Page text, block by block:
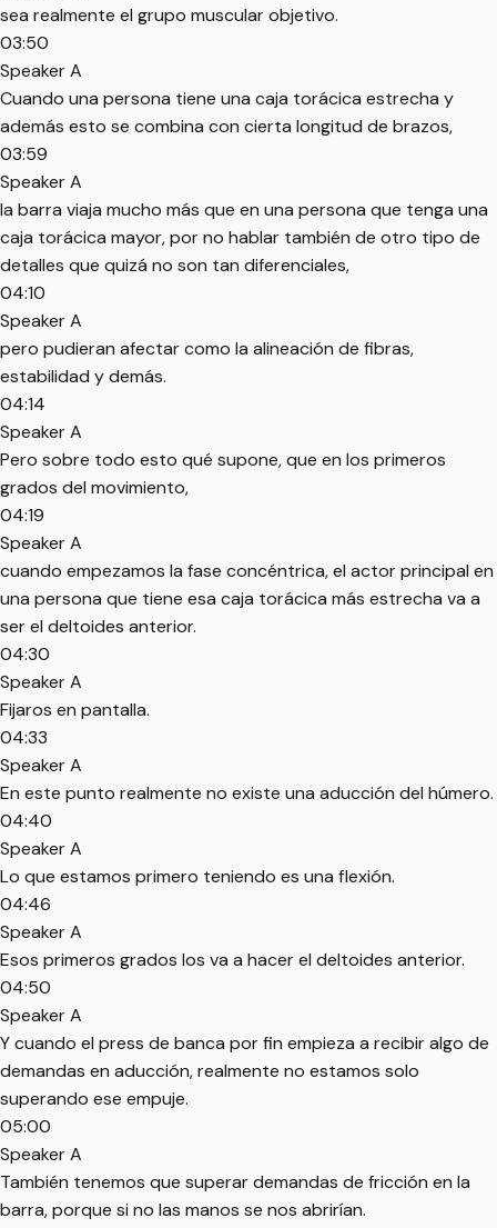
sea realmente el grupo muscular objetivo.
03:50
Speaker A
Cuando una persona tiene una caja torácica estrecha y
además esto se combina con cierta longitud de brazos,
03:59
Speaker A
la barra viaja mucho más que en una persona que tenga una
caja torácica mayor, por no hablar también de otro tipo de
detalles que quizá no son tan diferenciales,
04:10
Speaker A
pero pudieran afectar como la alineación de fibras,
estabilidad y demás.
04:14
Speaker A
Pero sobre todo esto qué supone, que en los primeros
grados del movimiento,
04:19
Speaker A
cuando empezamos la fase concéntrica, el actor principal en
una persona que tiene esa caja torácica más estrecha va a
ser el deltoides anterior.
04:30
Speaker A
Fijaros en pantalla.
04:33
Speaker A
En este punto realmente no existe una aducción del húmero.
04:40
Speaker A
Lo que estamos primero teniendo es una flexión.
04:46
Speaker A
Esos primeros grados los va a hacer el deltoides anterior.
04:50
Speaker A
Y cuando el press de banca por fin empieza a recibir algo de
demandas en aducción, realmente no estamos solo
superando ese empuje.
05:00
Speaker A
También tenemos que superar demandas de fricción en la
barra, porque si no las manos se nos abrirían.